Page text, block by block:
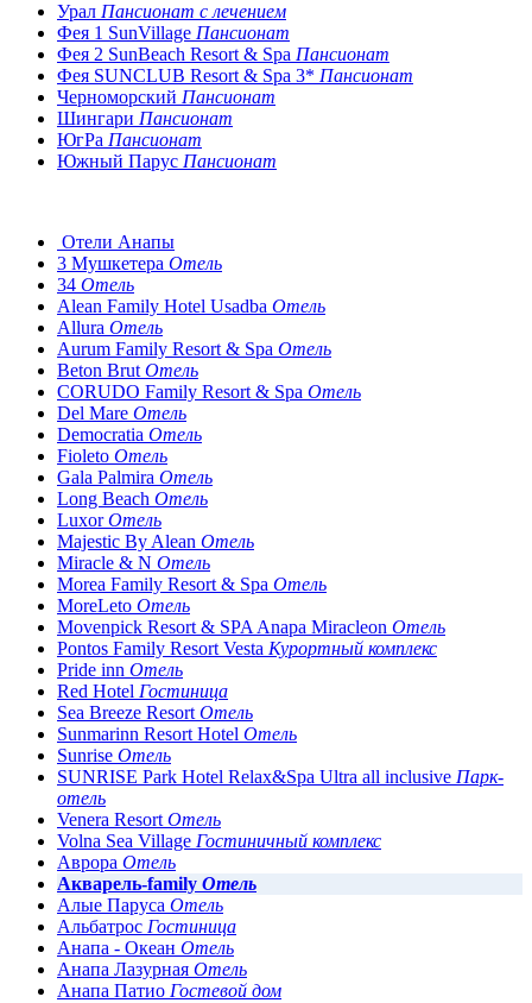
Урал Пансионат с лечением
Фея 1 SunVillage Пансионат
Фея 2 SunBeach Resort & Spa Пансионат
Фея SUNCLUB Resort & Spa 3* Пансионат
Черноморский Пансионат
Шингари Пансионат
ЮгРа Пансионат
Южный Парус Пансионат
Отели Анапы
3 Мушкетера Отель
34 Отель
Alean Family Hotel Usadba Отель
Allura Отель
Aurum Family Resort & Spa Отель
Beton Brut Отель
CORUDO Family Resort & Spa Отель
Del Mare Отель
Democratia Отель
Fioleto Отель
Gala Palmira Отель
Long Beach Отель
LuxorОтель
Majestic By Alean Отель
Miracle & N Отель
Morea Family Resort & Spa Отель
MoreLeto Отель
Movenpick Resort & SPA Anapa Miracleon Отель
Pontos Family Resort Vesta Курортный комплекс
Pride inn Отель
Red Hotel Гостиница
Sea Breeze Resort Отель
Sunmarinn Resort Hotel Отель
Sunrise Отель
SUNRISE Park Hotel Relax&Spa Ultra all inclusive Парк-
отель
Venera Resort Отель
Volna Sea Village Гостиничный комплекс
Аврора Отель
Акварель-family Отель
Алые Паруса Отель
Альбатрос Гостиница
Анапа - Океан Отель
Анапа Лазурная Отель
Анапа Патио Гостевой дом